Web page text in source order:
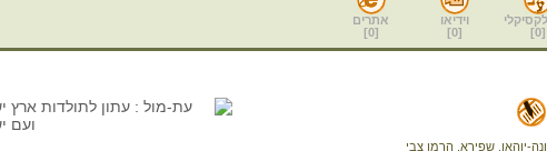
[
0
]
וידיאו
[
0
]
אתרים
[
0
]
יוהאן שפירא, הרמן צבי